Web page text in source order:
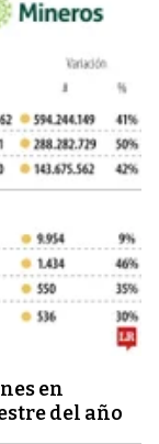
en
del año